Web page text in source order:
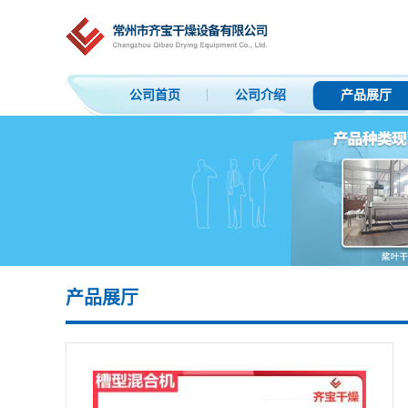
公司首页 公司介绍 产品展厅
产品展厅